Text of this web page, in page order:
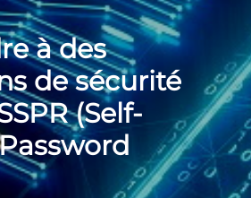
à des
de sécurité
(Self-